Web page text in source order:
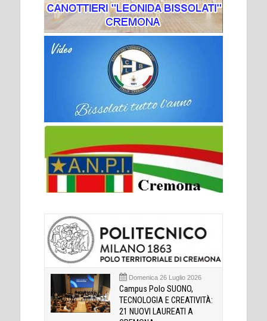
Domenica 26 Luglio 2026
Campus Polo SUONO,
TECNOLOGIA E CREATIVITÀ:
21 NUOVI LAUREATI A